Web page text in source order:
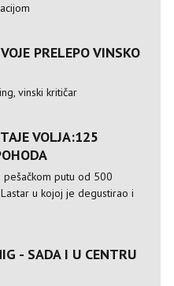
PRELEPO VINSKO
vinski kritičar
VOLJA:125
pešačkom putu od 500
u kojoj je degustirao i
- SADA I U CENTRU